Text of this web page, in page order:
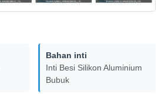
Bahan inti
Inti Besi Silikon Aluminium
Bubuk